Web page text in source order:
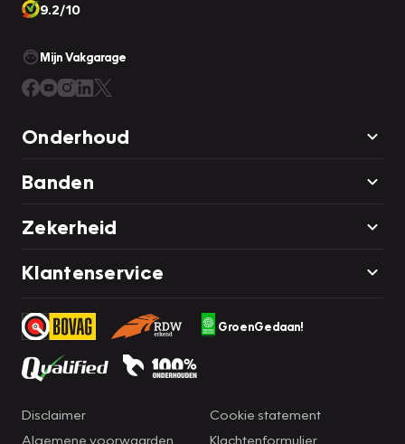
9.2/10
Mijn Vakgarage
Onderhoud
Banden
Zekerheid
Klantenservice
GroenGedaan!
Disclaimer
Algemene voorwaarden
Cookie statement
Klachtenformulier